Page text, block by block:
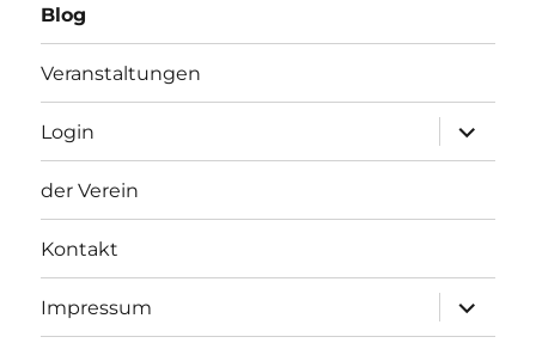
Blog
Veranstaltungen
Login
anzeigen
der Verein
Kontakt
Impressum
anzeigen